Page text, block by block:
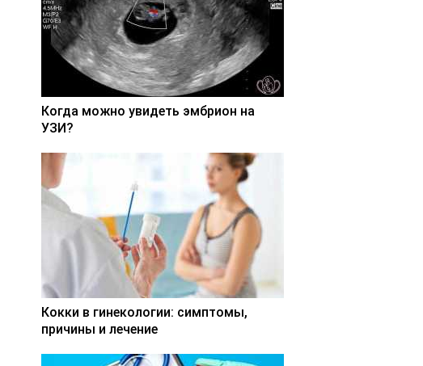
Когда можно увидеть эмбрион на
УЗИ?
Кокки в гинекологии: симптомы,
причины и лечение